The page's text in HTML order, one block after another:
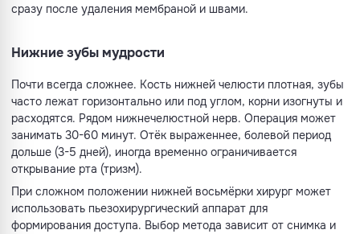
сразу после удаления мембраной и швами.
Нижние зубы мудрости
Почти всегда сложнее. Кость нижней челюсти плотная, зубы
часто лежат горизонтально или под углом, корни изогнуты и
расходятся. Рядом нижнечелюстной нерв. Операция может
занимать 30-60 минут. Отёк выраженнее, болевой период
дольше (3-5 дней), иногда временно ограничивается
открывание рта (тризм).
При сложном положении нижней восьмёрки хирург может
использовать пьезохирургический аппарат для
формирования доступа. Выбор метода зависит от снимка и